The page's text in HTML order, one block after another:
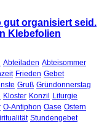
gut organisiert seid.
Klebefolien
Abteiladen Abteisommer
Frieden Gebet
Gruß Gründonnerstag
Kloster Konzil
Liturgie
O-Antiphon Oase Ostern
Stundengebet